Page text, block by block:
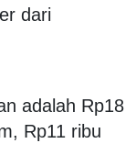
dari
adalah Rp18
Rp11 ribu